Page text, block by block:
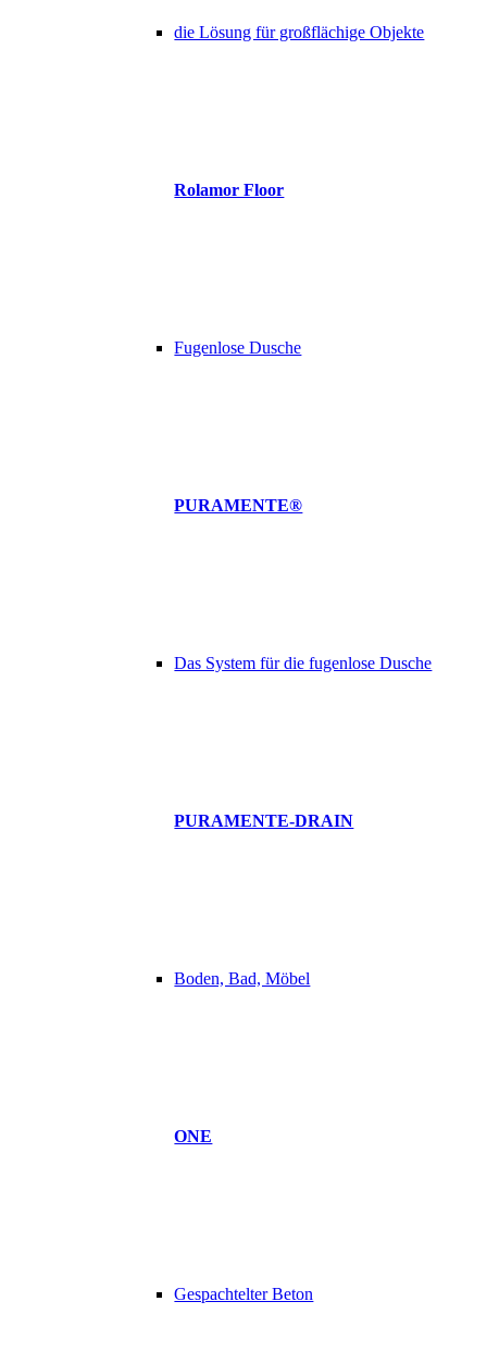
die Lösung für großflächige Objekte
Rolamor Floor
Fugenlose Dusche
PURAMENTE®
Das System für die fugenlose Dusche
PURAMENTE-DRAIN
Boden, Bad, Möbel
ONE
Gespachtelter Beton